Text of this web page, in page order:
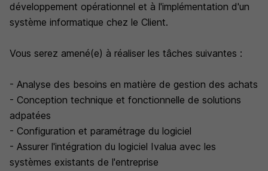
développement opérationnel et à l'implémentation d'un
système informatique chez le Client.
Vous serez amené(e) à réaliser les tâches suivantes :
- Analyse des besoins en matière de gestion des achats
- Conception technique et fonctionnelle de solutions
adpatées
- Configuration et paramétrage du logiciel
- Assurer l'intégration du logiciel Ivalua avec les
systèmes existants de l'entreprise